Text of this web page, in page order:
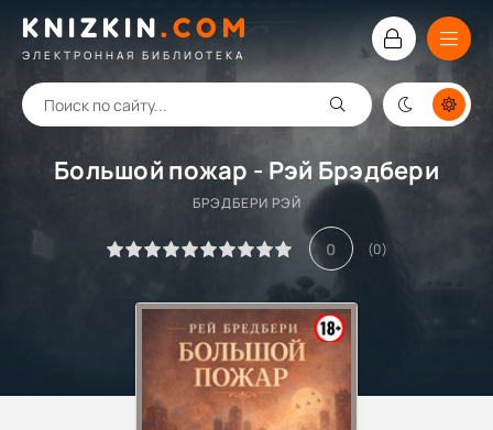
KNIZKIN.COM
ЭЛЕКТРОННАЯ БИБЛИОТЕКА
Большой пожар - Рэй Брэдбери
БРЭДБЕРИ РЭЙ
0 (0)